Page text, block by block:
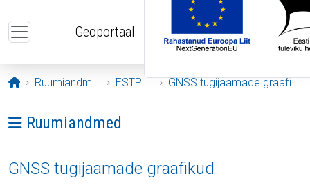
Geoportaal
Avaleht
Ruumiandmed ESTPOS GNSS tugijaamade graafikud
Ava menüü: Ruumiandmed
Ruumiandmed
GNSS tugijaamade graafikud